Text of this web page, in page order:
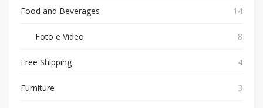
Food and Beverages 14
Foto e Video 8
Free Shipping 4
Furniture 3